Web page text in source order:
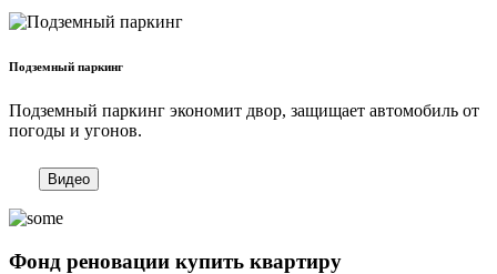
Подземный паркинг
Подземный паркинг экономит двор, защищает автомобиль от
погоды и угонов.
Видео
Фонд реновации купить квартиру